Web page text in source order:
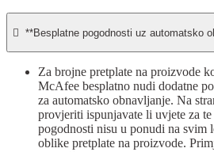
 **Besplatne pogodnosti uz automatsko
Za brojne pretplate na proizvode
McAfee besplatno nudi dodatne
za automatsko obnavljanje. Na
provjeriti ispunjavate li uvjete za
pogodnosti nisu u ponudi na svim
oblike pretplate na proizvode.